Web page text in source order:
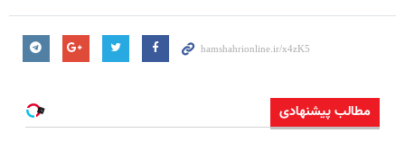
مطالب پیشنهادی